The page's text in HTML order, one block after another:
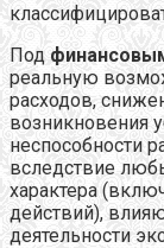
Под
реальную
расходов,
возникновения
неспособности
вследствие
характера
действий),
деятельности